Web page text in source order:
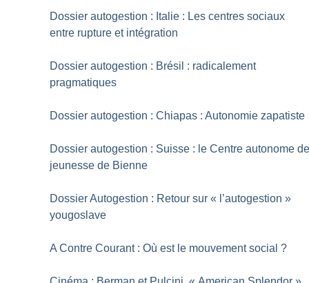
Dossier autogestion : Italie : Les centres sociaux
entre rupture et intégration
Dossier autogestion : Brésil : radicalement
pragmatiques
Dossier autogestion : Chiapas : Autonomie zapatiste
Dossier autogestion : Suisse : le Centre autonome
jeunesse de Bienne
Dossier Autogestion : Retour sur « l’autogestion »
yougoslave
A Contre Courant : Où est le mouvement social ?